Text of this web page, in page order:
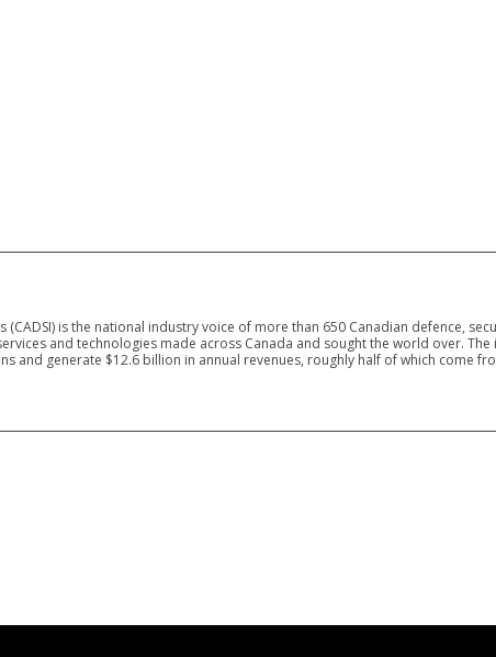
is the national industry voice of more than 650 Canadian defence,
and technologies made across Canada and sought the world over. The
and generate $12.6 billion in annual revenues, roughly half of which come